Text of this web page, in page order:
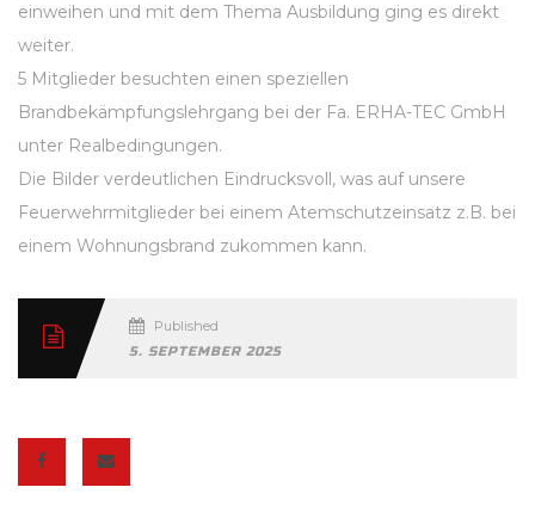
einweihen und mit dem Thema Ausbildung ging es direkt
weiter.
5 Mitglieder besuchten einen speziellen
Brandbekämpfungslehrgang bei der Fa. ERHA-TEC GmbH
unter Realbedingungen.
Die Bilder verdeutlichen Eindrucksvoll, was auf unsere
Feuerwehrmitglieder bei einem Atemschutzeinsatz z.B. bei
einem Wohnungsbrand zukommen kann.
Published
5. SEPTEMBER 2025